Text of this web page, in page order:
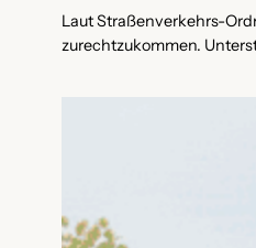
Laut Straßenverkehrs-
zurechtzukommen.